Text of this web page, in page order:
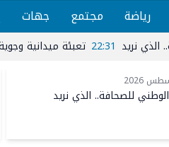
رياضة مجتمع جهات
22:31 تعبئة ميدانية وجوية واسعة
للصحافة.. الذي نريد